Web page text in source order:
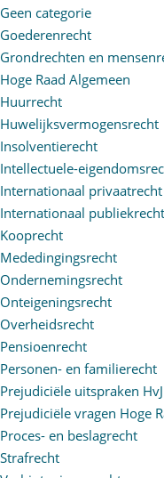
Geen categorie
Goederenrecht
Grondrechten en
Hoge Raad Algemeen
Huurrecht
Huwelijksvermogensrecht
Insolventierecht
Intellectuele-
Internationaal privaatrecht
Internationaal publiekrecht
Kooprecht
Mededingingsrecht
Ondernemingsrecht
Onteigeningsrecht
Overheidsrecht
Pensioenrecht
Personen- en familierecht
Prejudiciële uitspraken
Prejudiciële vragen Hoge
Proces- en beslagrecht
Strafrecht